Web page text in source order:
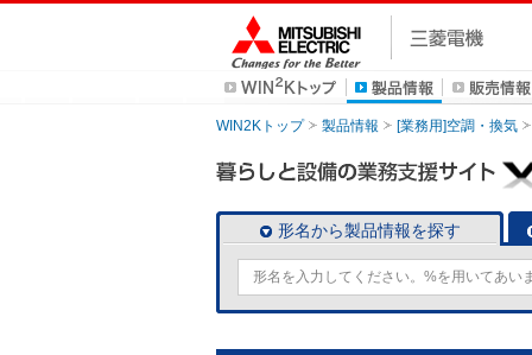
WIN2Kトップ 製品情報 [業務用]空調・換気
形名から製品情報を探す